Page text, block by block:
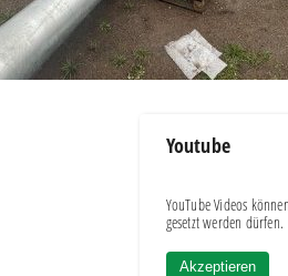
Youtube
YouTube Videos
gesetzt werden dürfen.
Akzeptieren